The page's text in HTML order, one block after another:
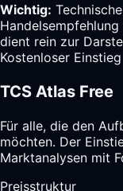
Wichtig:
dient rein zur
Kostenloser Einstieg
TCS Atlas Free
Für alle, die den
möchten. Der
Marktanalysen mit
Preisstruktur